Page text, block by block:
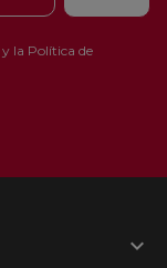
y la Política de
